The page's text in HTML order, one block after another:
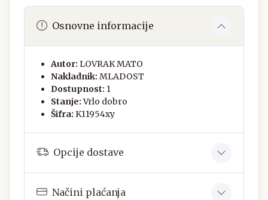
Osnovne informacije
Autor: LOVRAK MATO
Nakladnik: MLADOST
Dostupnost: 1
Stanje:Vrlo dobro
Šifra: K11954xy
Opcije dostave
Načini plaćanja